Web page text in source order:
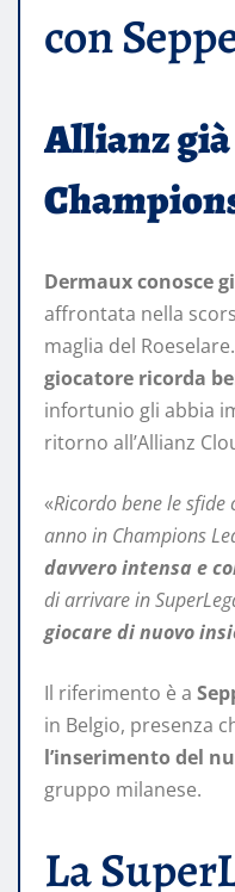
con
Allianz
Dermaux conosce
affrontata nella
maglia del Roeselare.
giocatore ricorda
infortunio gli abbia
ritorno all’Allianz
«Ricordo bene le
anno in Champions
davvero intensa e
di arrivare in
giocare di nuovo
Il riferimento è a
in Belgio, presenza
l’inserimento del
gruppo milanese.
La